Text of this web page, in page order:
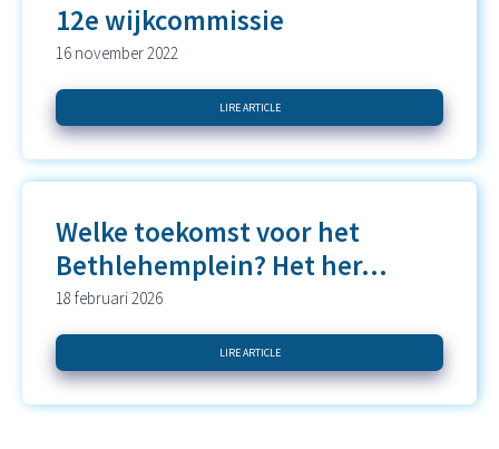
12e wijkcommissie
16 november 2022
LIRE ARTICLE
Welke toekomst voor het
Bethlehemplein? Het her...
18 februari 2026
LIRE ARTICLE